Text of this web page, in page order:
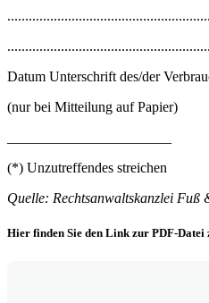
Datum Unterschrift des/der
(nur bei Mitteilung auf Papier)
(*) Unzutreffendes streichen
Quelle: Rechtsanwaltskanzlei Fuß
Hier finden Sie den Link zur PDF-Datei